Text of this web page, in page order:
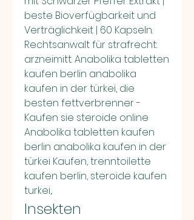
beste Bioverfügbarkeit und
Verträglichkeit | 60 Kapseln.
Rechtsanwalt für strafrecht:
arzneimitt. Anabolika tabletten
kaufen berlin anabolika
kaufen in der türkei, die
besten fettverbrenner -
Kaufen sie steroide online
Anabolika tabletten kaufen
berlin anabolika kaufen in der
türkei Kaufen, trenntoilette
kaufen berlin, steroide kaufen
turkei,.
Insekten